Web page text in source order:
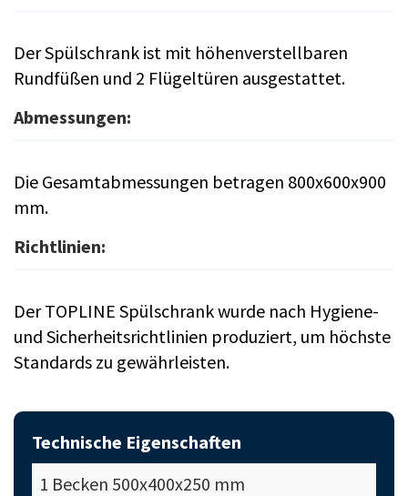
Der Spülschrank ist mit höhenverstellbaren
Rundfüßen und 2 Flügeltüren ausgestattet.
Abmessungen:
Die Gesamtabmessungen betragen 800x600x900
mm.
Richtlinien:
Der TOPLINE Spülschrank wurde nach Hygiene-
und Sicherheitsrichtlinien produziert, um höchste
Standards zu gewährleisten.
Technische Eigenschaften
1 Becken 500x400x250 mm